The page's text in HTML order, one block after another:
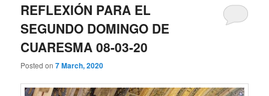
REFLEXIÓN PARA EL
SEGUNDO DOMINGO DE
CUARESMA 08-03-20
Posted on7 March, 2020